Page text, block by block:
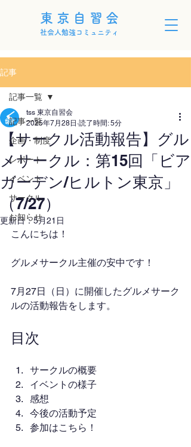
東京自習会
社会人勉強コミュニティ
記事
記事一覧
企画・制度
レポート
イベント
サークル
お知らせ
記事一覧
【サークル活動報告】グル
メサークル：第15回「ビア
ガーデン/ヒルトン東京」
（7/27）
tss 東京自習会
2025年7月28日 読了時間: 5分
更新日：5月21日
こんにちは！
グルメサークル主催の安中です！
7月27日（日）に開催したグルメサーク
ルの活動報告をします。
目次
サークルの概要
イベントの様子
感想
今後の活動予定
参加はこちら！